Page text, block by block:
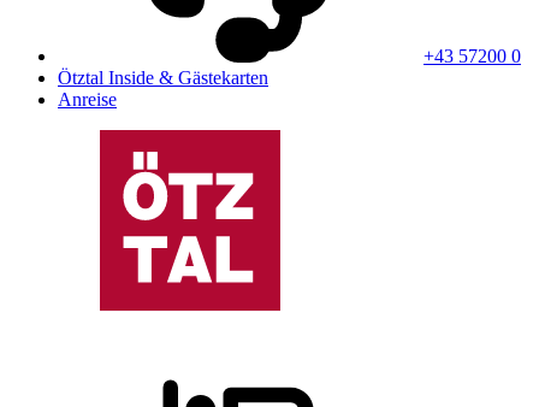
+43 57200 0
Ötztal Inside & Gästekarten
Anreise